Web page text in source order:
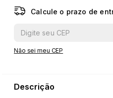
Calcule o prazo de
Não sei meu CEP
Descrição